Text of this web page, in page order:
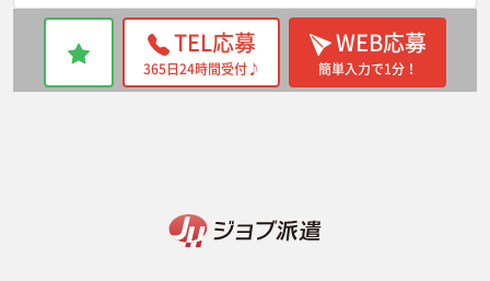
WEB応募
簡単入力で1分！
TEL応募
365日24時間受付♪